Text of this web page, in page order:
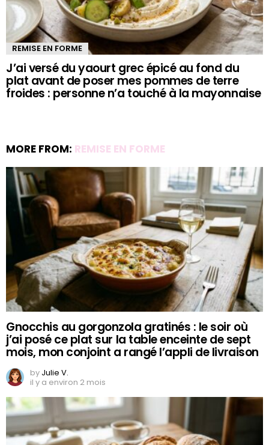
REMISE EN FORME
J’ai versé du yaourt grec épicé au fond du
plat avant de poser mes pommes de terre
froides : personne n’a touché à la mayonnaise
MORE FROM: REMISE EN FORME
Gnocchis au gorgonzola gratinés : le soir où
j’ai posé ce plat sur la table enceinte de sept
mois, mon conjoint a rangé l’appli de livraison
by Julie V.
il y a environ 2 mois